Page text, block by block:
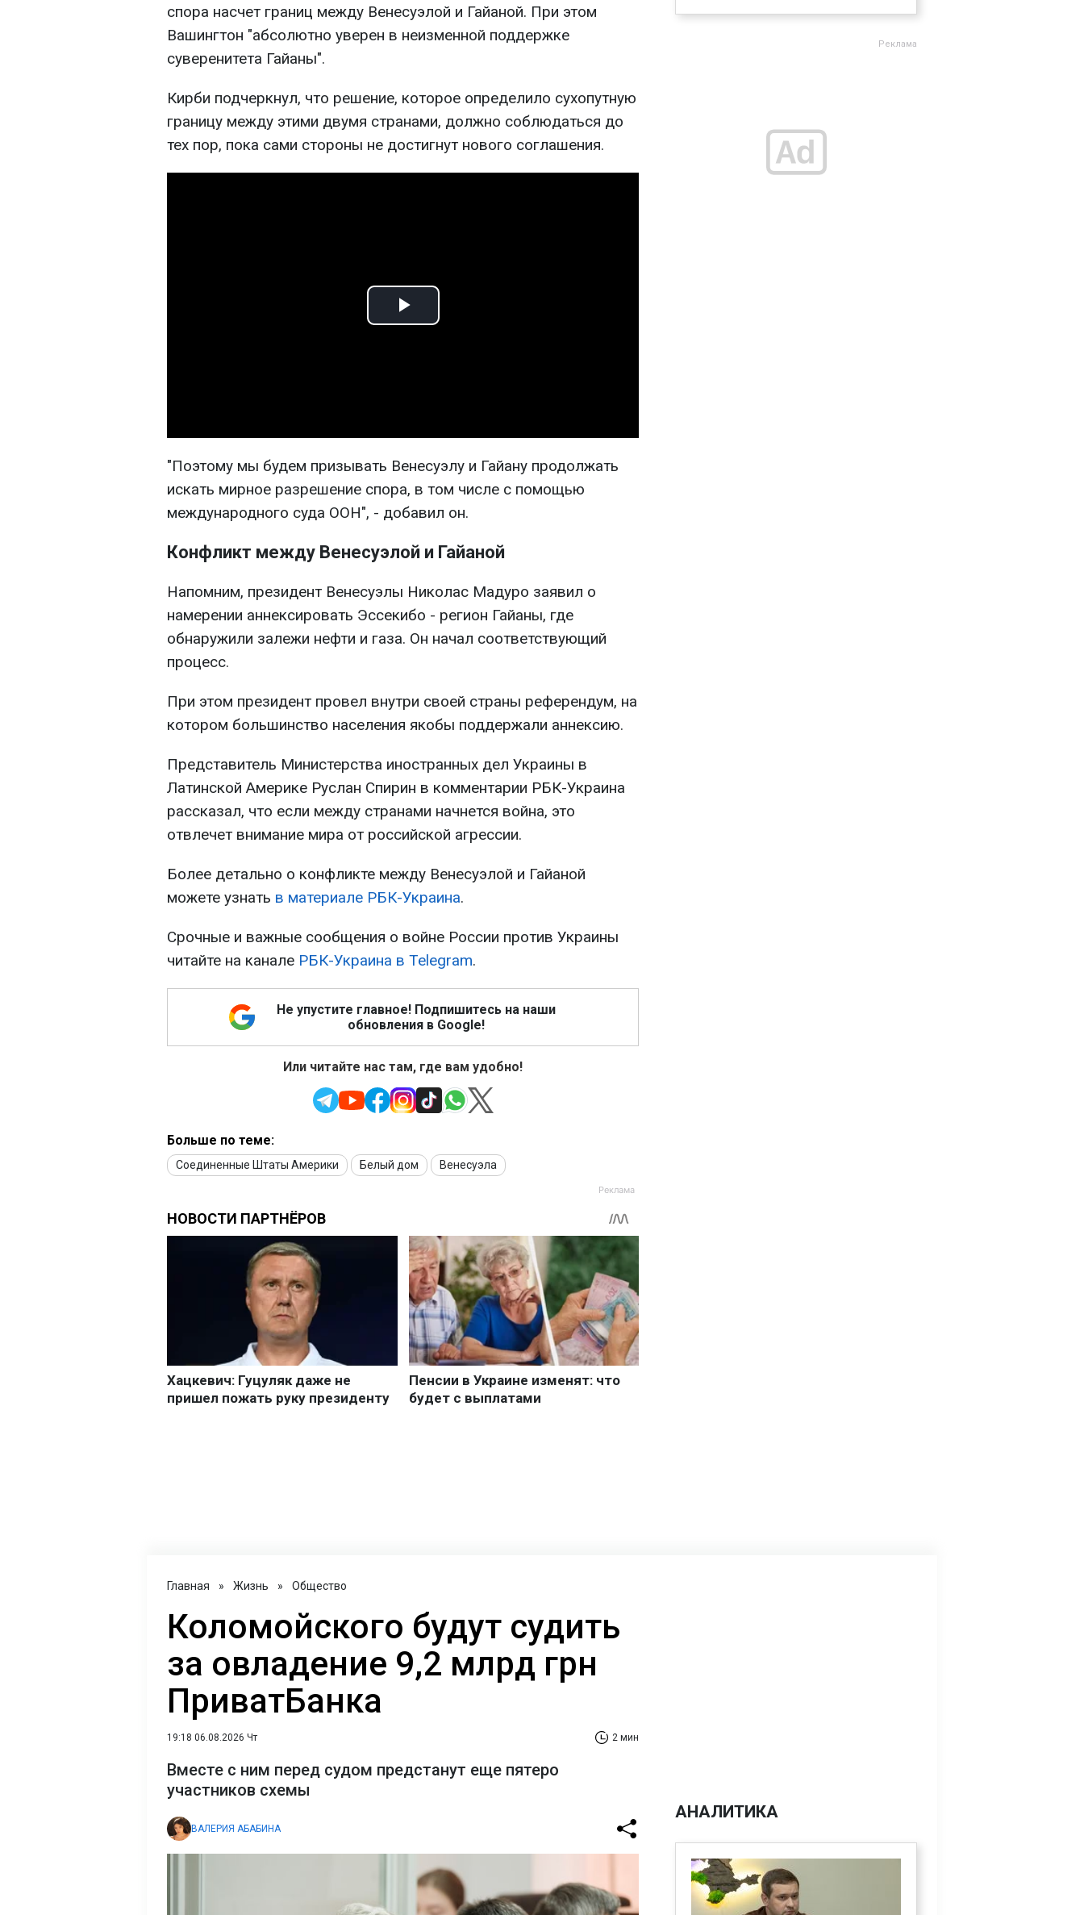
спора насчет границ между Венесуэлой и Гайаной. При этом
Вашингтон "абсолютно уверен в неизменной поддержке
суверенитета Гайаны".
Кирби подчеркнул, что решение, которое определило сухопутную
границу между этими двумя странами, должно соблюдаться до
тех пор, пока сами стороны не достигнут нового соглашения.
Play
"Поэтому мы будем призывать Венесуэлу и Гайану продолжать
искать мирное разрешение спора, в том числе с помощью
международного суда ООН", - добавил он.
Конфликт между Венесуэлой и Гайаной
Напомним, президент Венесуэлы Николас Мадуро заявил о
намерении аннексировать Эссекибо - регион Гайаны, где
обнаружили залежи нефти и газа. Он начал соответствующий
процесс.
При этом президент провел внутри своей страны референдум, на
котором большинство населения якобы поддержали аннексию.
Представитель Министерства иностранных дел Украины в
Латинской Америке Руслан Спирин в комментарии РБК-Украина
рассказал, что если между странами начнется война, это
отвлечет внимание мира от российской агрессии.
Более детально о конфликте между Венесуэлой и Гайаной
можете узнать в материале РБК-Украина.
Срочные и важные сообщения о войне России против Украины
читайте на канале РБК-Украина в Telegram.
Не упустите главное! Подпишитесь на наши
обновления в Google!
Или читайте нас там, где вам удобно!
Больше по теме:
Соединенные Штаты Америки Белый дом Венесуэла
Главная » Жизнь » Общество
Коломойского будут судить
за овладение 9,2 млрд грн
ПриватБанка
19:18 06.08.2026 Чт 2 мин
Вместе с ним перед судом предстанут еще пятеро
участников схемы
ВАЛЕРИЯ АБАБИНА
АНАЛИТИКА